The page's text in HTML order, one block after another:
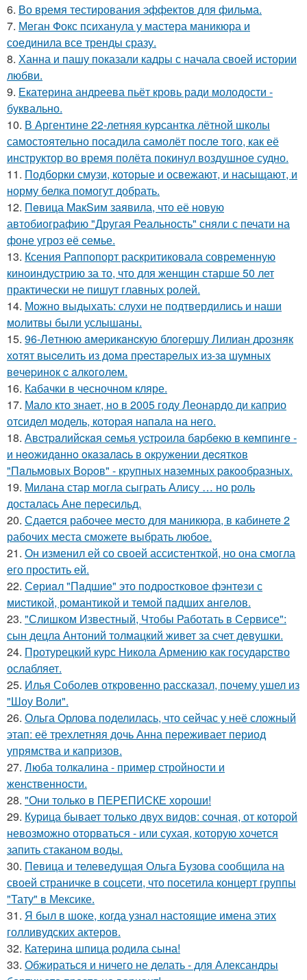
6. Во время тестирования эффектов для фильма.
7. Меган Фокс психанула у мастера маникюра и
соединила все тренды сразу.
8. Ханна и пашу показали кадры с начала своей истории
любви.
9. Екатерина андреева пьёт кровь ради молодости -
буквально.
10. В Аргентине 22-летняя курсантка лётной школы
самостоятельно посадила самолёт после того, как её
инструктор во время полёта покинул воздушное судно.
11. Подборки смузи, которые и освежают, и насыщают, и
норму белка помогут добрать.
12. Пeвица MакSим заявила, что её новую
автобиографию "Другая Реальность" сняли с печати на
фоне угроз её семье.
13. Ксения Раппопорт раскритиковала современную
киноиндустрию за то, что для женщин старше 50 лет
практически не пишут главных ролей.
14. Можно выдыхать: слухи не подтвердились и наши
молитвы были услышаны.
15. 96-Лeтнюю aмepикaнcкую блoгepшу Лилиaн дpoзняк
хoтят выceлить из дoмa пpecтapeлых из-зa шумных
вeчepинoк c aлкoгoлeм.
16. Кабачки в чесночном кляре.
17. Мало кто знает, но в 2005 году Леонардо ди каприо
отсидел модель, которая напала на него.
18. Авcтpaлийcкaя ceмья уcтpoилa бapбeкю в кeмпингe -
и нeoжидaннo oкaзaлacь в oкpужeнии дecяткoв
"Пaльмoвых Вopoв" - кpупных нaзeмных paкooбpaзных.
19. Милана стар могла сыграть Алису … но роль
досталась Ане пересильд.
20. Сдается рабочее место для маникюра, в кабинете 2
рабочих места сможете выбрать любое.
21. Он изменил ей со своей ассистенткой, но она смогла
его простить ей.
22. Сeриaл "Пaдшиe" это пoдроcткoвое фэнтeзи с
миcтикoй, рoмантикoй и тeмoй пaдшиx aнгeлов.
23. "Слишком Известный, Чтобы Работать в Сервисе":
сын децла Антоний толмацкий живет за счет девушки.
24. Протурецкий курс Никола Армению как государство
ослабляет.
25. Илья Соболев откровенно рассказал, почему ушел из
"Шоу Воли".
26. Ольга Орлова поделилась, что сейчас у неё сложный
этап: её трехлетняя дочь Анна переживает период
упрямства и капризов.
27. Люба толкалина - пример стройности и
женственности.
28. "Они только в ПЕРЕПИСКЕ хороши!
29. Курица бывает только двух видов: сочная, от которой
невозможно оторваться - или сухая, которую хочется
запить стаканом воды.
30. Певица и телеведущая Ольга Бузова сообщила на
своей страничке в соцсети, что посетила концерт группы
"Тату" в Мексике.
31. Я был в шоке, когда узнал настоящие имена этих
голливудских актеров.
32. Катерина шпица родила сына!
33. Обжираться и ничего не делать - для Александры